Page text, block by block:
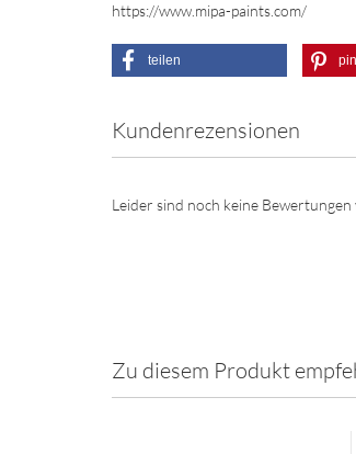
https://www.mipa-paints.com/
teilen
Kundenrezensionen
Leider sind noch keine
Zu diesem Produkt